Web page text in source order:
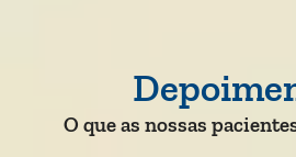
O que as nossas